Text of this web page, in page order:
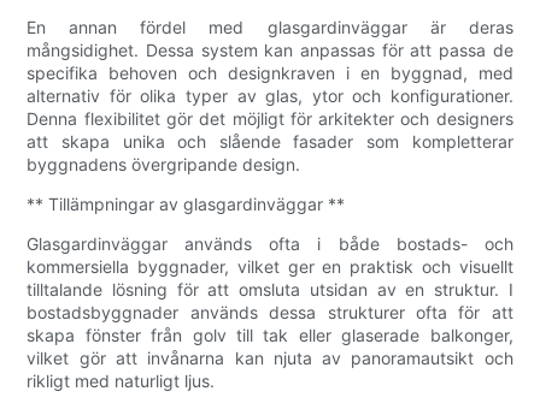
En annan fördel med glasgardinväggar är deras
mångsidighet. Dessa system kan anpassas för att passa de
specifika behoven och designkraven i en byggnad, med
alternativ för olika typer av glas, ytor och konfigurationer.
Denna flexibilitet gör det möjligt för arkitekter och designers
att skapa unika och slående fasader som kompletterar
byggnadens övergripande design.
** Tillämpningar av glasgardinväggar **
Glasgardinväggar används ofta i både bostads- och
kommersiella byggnader, vilket ger en praktisk och visuellt
tilltalande lösning för att omsluta utsidan av en struktur. I
bostadsbyggnader används dessa strukturer ofta för att
skapa fönster från golv till tak eller glaserade balkonger,
vilket gör att invånarna kan njuta av panoramautsikt och
rikligt med naturligt ljus.